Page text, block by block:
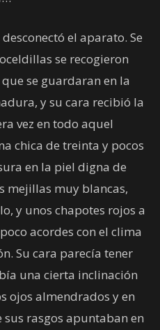
el aparato. Se
se recogieron
se guardaran en la
y su cara recibió la
vez en todo aquel
chica de treinta y pocos
en la piel digna de
mejillas muy blancas,
y unos chapotes rojos a
acordes con el clima
Su cara parecía tener
una cierta inclinación
ojos almendrados y en
rasgos apuntaban en